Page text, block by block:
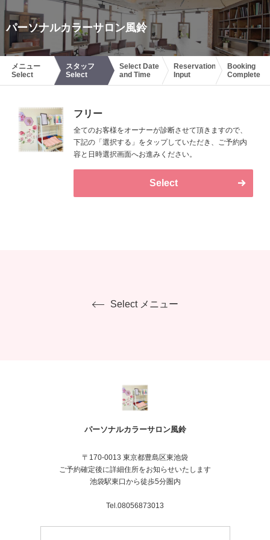
パーソナルカラーサロン風鈴
メニュー
Select
スタッフ
Select
Select Date
and Time
Reservation
Input
Booking
Complete
フリー
全てのお客様をオーナーが診断させて頂きますので、
下記の「選択する」をタップしていただき、ご予約内
容と日時選択画面へお進みください。
Select
Select メニュー
パーソナルカラーサロン風鈴
〒170-0013 東京都豊島区東池袋
ご予約確定後に詳細住所をお知らせいたします
池袋駅東口から徒歩5分圏内
Tel.08056873013